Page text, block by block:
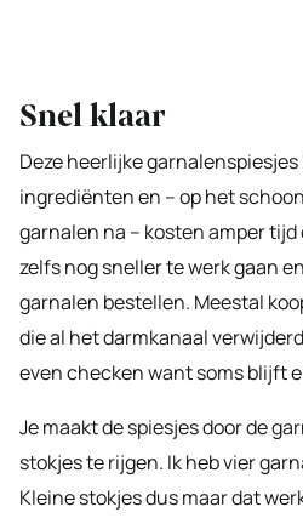
Snel klaar
Deze heerlijke
ingrediënten en – op het
garnalen na – kosten amper
zelfs nog sneller te werk gaan
garnalen bestellen. Meestal
die al het darmkanaal
even checken want soms blijft
Je maakt de spiesjes door de
stokjes te rijgen. Ik heb vier
Kleine stokjes dus maar dat